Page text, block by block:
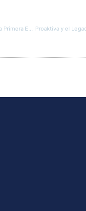
PROAKTIVA Participa en la Primera Emisión Conjunta de un Bono Sostenible: Abriendo Nuevas Oportunidades de Crecimiento